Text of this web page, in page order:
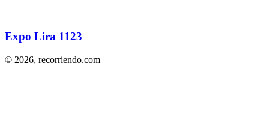
Expo Lira 1123
© 2026, recorriendo.com